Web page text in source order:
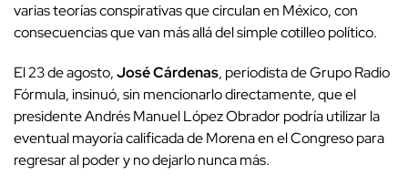
varias teorías conspirativas que circulan en México, con
consecuencias que van más allá del simple cotilleo político.
El 23 de agosto,José Cárdenas, periodista de Grupo Radio
Fórmula, insinuó, sin mencionarlo directamente, que el
presidente Andrés Manuel López Obrador podría utilizar la
eventual mayoría calificada de Morena en el Congreso para
regresar al poder y no dejarlo nunca más.